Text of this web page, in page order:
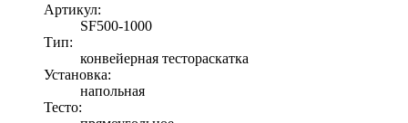
Артикул:
SF500-1000
Тип:
конвейерная тестораскатка
Установка:
напольная
Тесто: